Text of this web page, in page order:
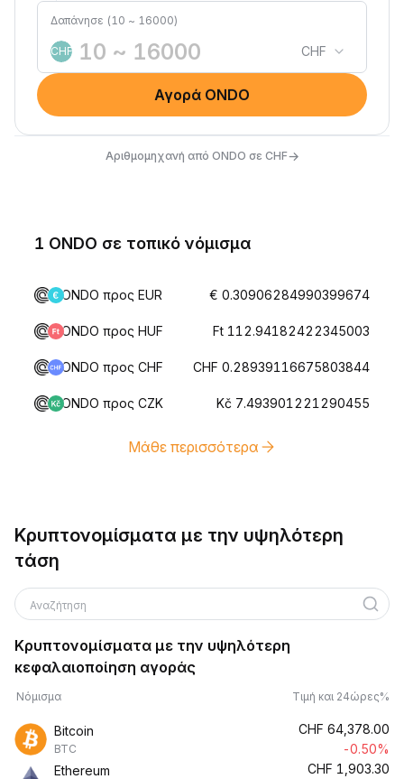
Δαπάνησε (10 ~ 16000)
CHF CHF
Αγορά ONDO
Αριθμομηχανή από ONDO σε CHF→
1 ONDO σε τοπικό νόμισμα
ONDO προς EUR € 0.30906284990399674
ONDO προς HUF Ft 112.94182422345003
ONDO προς CHF CHF 0.28939116675803844
ONDO προς CZK Kč 7.493901221290455
Μάθε περισσότερα
Κρυπτονομίσματα με την υψηλότερη
τάση
Αναζήτηση
Κρυπτονομίσματα με την υψηλότερη
κεφαλαιοποίηση αγοράς
Νόμισμα Τιμή και 24ώρες%
Bitcoin
BTC
CHF 64,378.00
-0.50%
Ethereum
CHF 1,903.30